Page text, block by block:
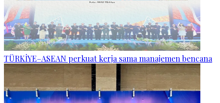
TÜRKİYE–ASEAN perkuat kerja sama manajemen bencana